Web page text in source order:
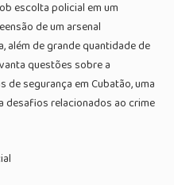
escolta policial em um
de um arsenal
além de grande quantidade de
questões sobre a
segurança em Cubatão, uma
desafios relacionados ao crime